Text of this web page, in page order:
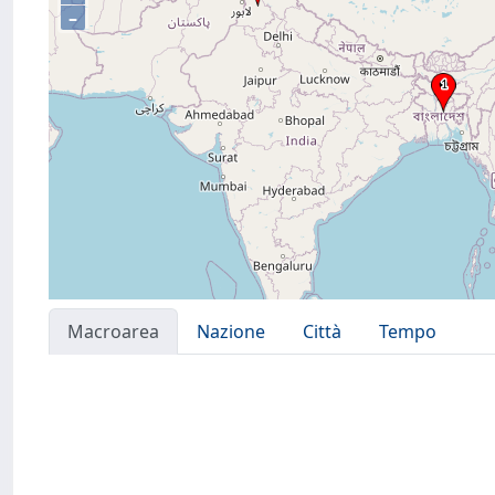
–
Macroarea Nazione Città Tempo